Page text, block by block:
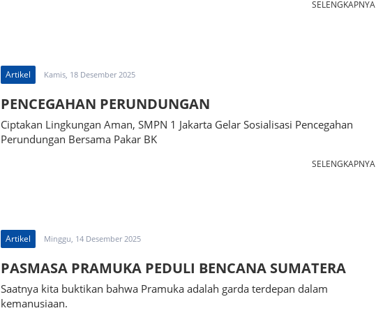
SELENGKAPNYA
Artikel Kamis, 18 Desember 2025
PENCEGAHAN PERUNDUNGAN
Ciptakan Lingkungan Aman, SMPN 1 Jakarta Gelar Sosialisasi Pencegahan
Perundungan Bersama Pakar BK
SELENGKAPNYA
Artikel Minggu, 14 Desember 2025
PASMASA PRAMUKA PEDULI BENCANA SUMATERA
Saatnya kita buktikan bahwa Pramuka adalah garda terdepan dalam
kemanusiaan.